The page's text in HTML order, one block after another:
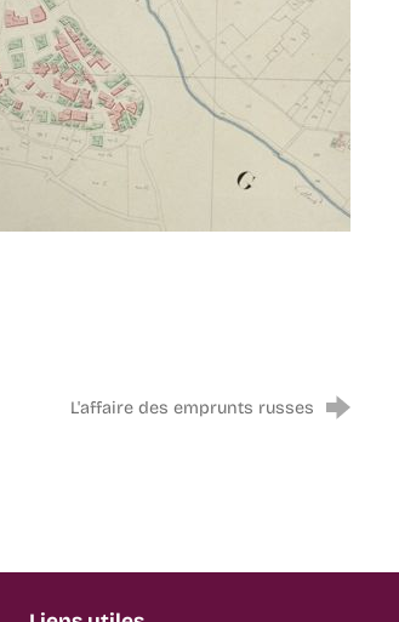
L'affaire des emprunts russes